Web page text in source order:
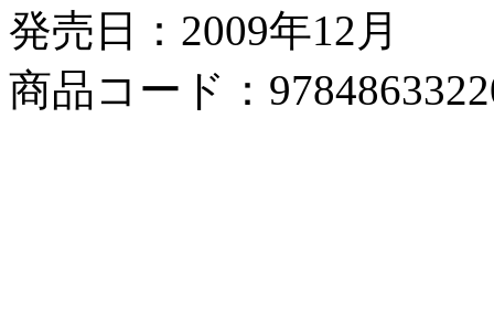
発売日：2009年12月
商品コード：